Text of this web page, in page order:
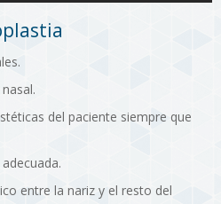
del paciente siempre que
entre la nariz y el resto del